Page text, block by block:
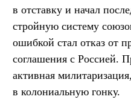
в отставку и начал
стройную систему
ошибкой стал отказ от
соглашения с Россией.
активная
в колониальную гонку.